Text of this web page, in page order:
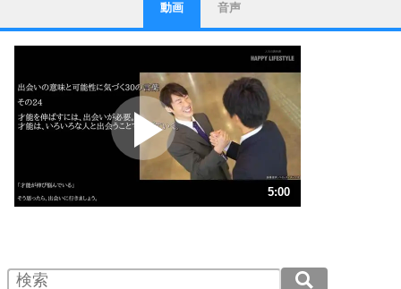
1
ストレス対策
他人と比べない。
いっそのこと、他人を見ない。
いらいらしない人になる30の方法
プラス思考
ポジティブになれない原因は、行動しないから。
ポジティブ思考になる30の方法
ストレス対策
人生、なんとかなるもの。
気楽に生きる30の方法
4 器の大きい人は、怒りを優しさで表現する。
動画 音声
5:00
2.0倍速 （588KB 2分30秒）